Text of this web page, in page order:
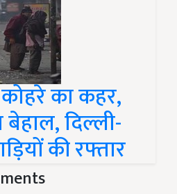
कोहरे का कहर,
दिल्ली-
की रफ्तार